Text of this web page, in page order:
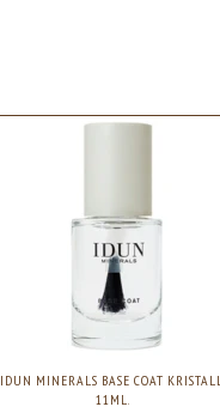
IDUN MINERALS BASE COAT KRISTALL,
11ML.